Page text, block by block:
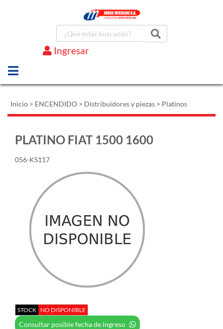
Ingresar
Inicio > ENCENDIDO > Distribuidores y piezas > Platinos
PLATINO FIAT 1500 1600
056-KS117
STOCK NO DISPONIBLE
Consultar posible fecha de ingreso